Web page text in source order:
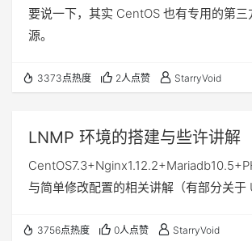
要说一下，其实 CentOS 也有专用的第三
源。
3373点热度 2人点赞 StarryVoid
LNMP 环境的搭建与些许讲解
与简单修改配置的相关讲解（有部分关于
3756点热度 0人点赞 StarryVoid